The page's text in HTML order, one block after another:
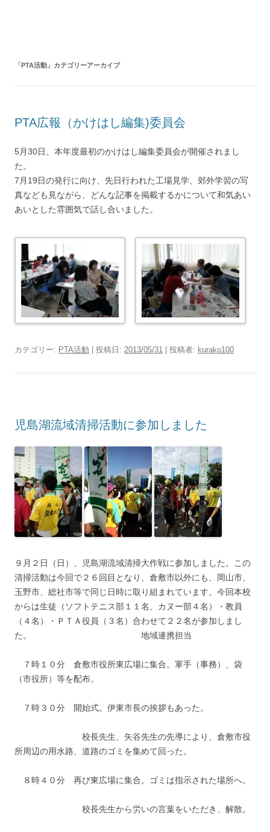
キ
「PTA活動 」カテゴリーアーカイブ
PTA広報（かけはし編集)委員会
5月30日、本年度最初のかけはし編集委員会が開催されまし
た。
7月19日の発行に向け、先日行われた工場見学、郊外学習の写
真なども見ながら、どんな記事を掲載するかについて和気あい
あいとした雰囲気で話し合いました。
カテゴリー: PTA活動 | 投稿日: 2013/05/31 | 投稿者: kurako100
児島湖流域清掃活動に参加しました
９月２日（日）、児島湖流域清掃大作戦に参加しました。この
清掃活動は今回で２６回目となり、倉敷市以外にも、岡山市、
玉野市、総社市等で同じ日時に取り組まれています。今回本校
からは生徒（ソフトテニス部１１名、カヌー部４名）・教員
（４名）・ＰＴＡ役員（３名）合わせて２２名が参加しまし
た。 地域連携担当
７時１０分 倉敷市役所東広場に集合。軍手（事務）、袋
（市役所）等を配布。
７時３０分 開始式。伊東市長の挨拶もあった。
校長先生、矢谷先生の先導により、倉敷市役
所周辺の用水路、道路のゴミを集めて回った。
８時４０分 再び東広場に集合。ゴミは指示された場所へ。
校長先生から労いの言葉をいただき、解散。